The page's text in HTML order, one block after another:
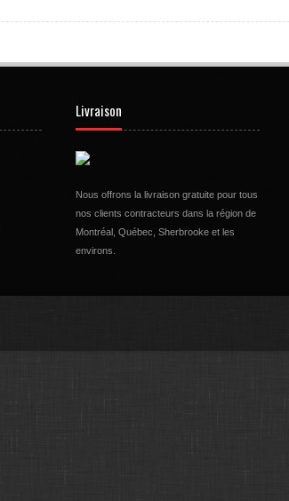
Livraison
Nous offrons la livraison gratuite pour tous
nos clients contracteurs dans la région de
Montréal, Québec, Sherbrooke et les
environs.